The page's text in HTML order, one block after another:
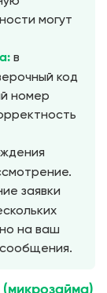
могут
в
код
номер
заявки
на ваш